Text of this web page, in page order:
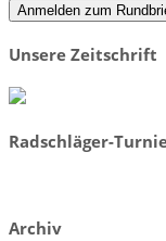
Unsere Zeitschrift
Radschläger-
Archiv